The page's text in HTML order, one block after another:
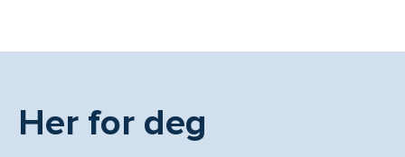
Her for deg